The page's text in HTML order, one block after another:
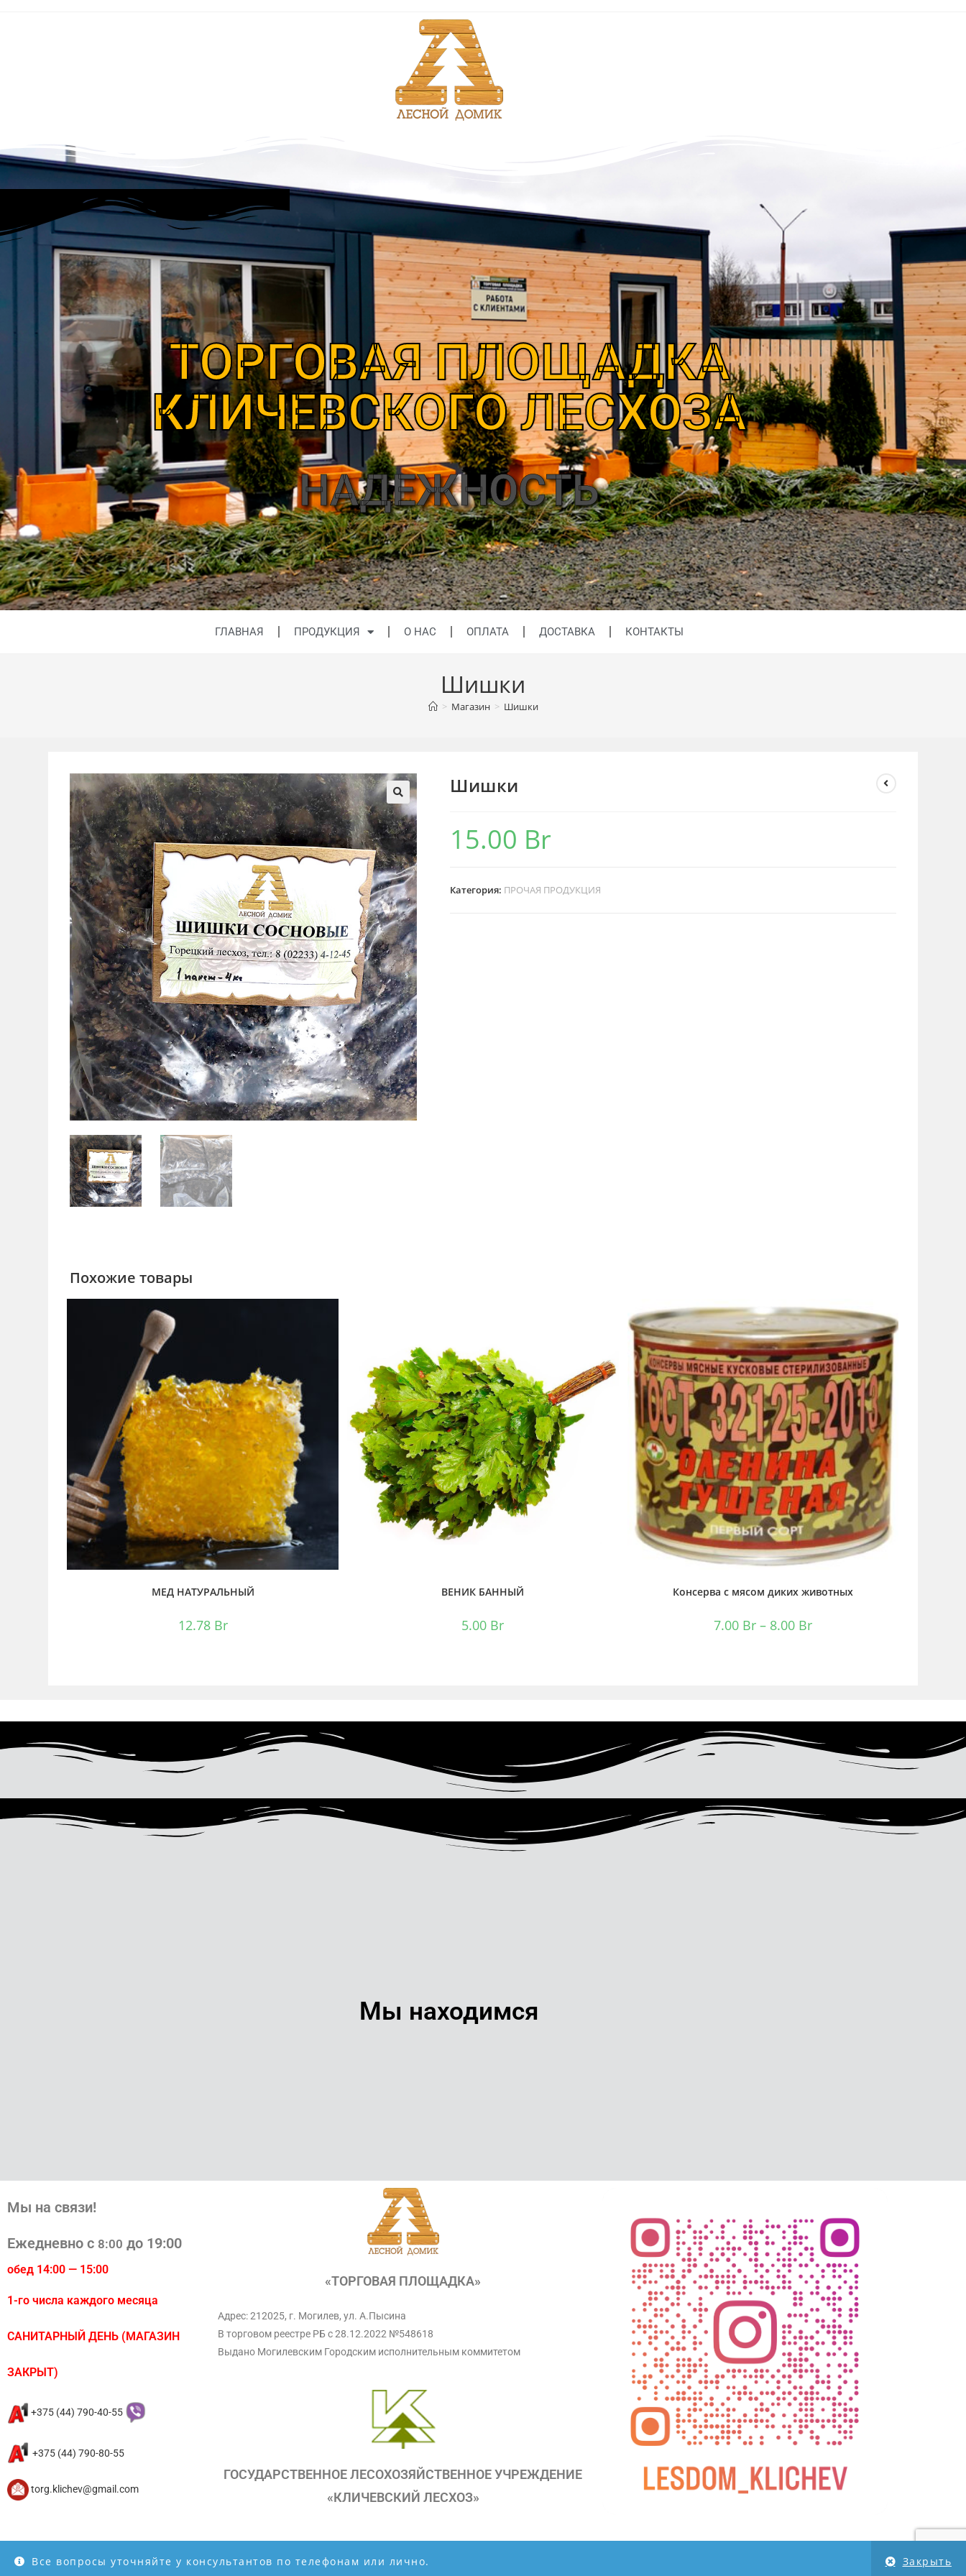
Все вопросы уточняйте у консультантов по телефонам или лично. Закрыть
ТОРГОВАЯ ПЛОЩАДКА
КЛИЧЕВСКОГО ЛЕСХОЗА
ГЛАВНАЯ ПРОДУКЦИЯ О НАС ОПЛАТА ДОСТАВКА КОНТАКТЫ
Шишки
> Магазин > Шишки
Шишки
15.00 Br
Категория: ПРОЧАЯ ПРОДУКЦИЯ
Похожие товары
МЕД НАТУРАЛЬНЫЙ
12.78 Br
ВЕНИК БАННЫЙ
5.00 Br
Консерва с мясом диких животных
7.00 Br – 8.00 Br
Мы находимся
Мы на связи!
Ежедневно с 8:00 до 19:00
обед 14:00 — 15:00
1-го числа каждого месяца
САНИТАРНЫЙ ДЕНЬ (МАГАЗИН
ЗАКРЫТ)
+375 (44) 790-40-55
+375 (44) 790-80-55
torg.klichev@gmail.com
«ТОРГОВАЯ ПЛОЩАДКА»
Адрес: 212025, г. Могилев, ул. А.Пысина
В торговом реестре РБ с 28.12.2022 №548618
Выдано Могилевским Городским исполнительным коммитетом
ГОСУДАРСТВЕННОЕ ЛЕСОХОЗЯЙСТВЕННОЕ УЧРЕЖДЕНИЕ
«КЛИЧЕВСКИЙ ЛЕСХОЗ»
Copyright 2022-2026 Кличевский лесхоз